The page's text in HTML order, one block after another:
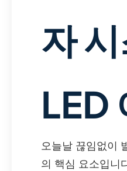
자
LED
오늘날 끊임없이
의 핵심 요소입니